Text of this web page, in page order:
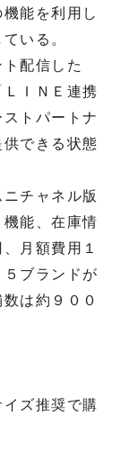
能を利用し
いる。
配信した
ＩＮＥ連携
トパートナ
できる状態
チャネル版
能、在庫情
月額費用１
ブランドが
は約９００
ズ推奨で購